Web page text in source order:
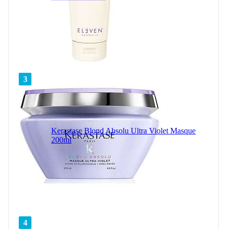
3
Kerastase Blond Absolu Ultra Violet Masque
200ml
4